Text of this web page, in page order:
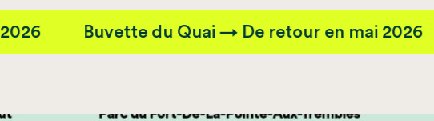
Buvette du Quai → De retour en mai 2026